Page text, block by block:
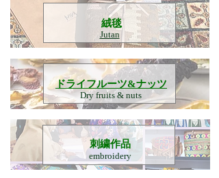
​絨毯
Jutan
​ドライフルーツ&ナッツ
Dry fruits & nuts
刺繍作品
embroidery